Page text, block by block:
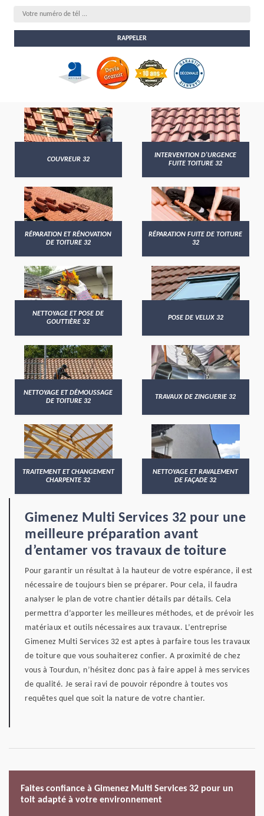
COUVREUR 32
INTERVENTION D'URGENCE
FUITE TOITURE 32
RÉPARATION ET RÉNOVATION
DE TOITURE 32
RÉPARATION FUITE DE TOITURE
32
NETTOYAGE ET POSE DE
GOUTTIÈRE 32
POSE DE VELUX 32
NETTOYAGE ET DÉMOUSSAGE
DE TOITURE 32
TRAVAUX DE ZINGUERIE 32
TRAITEMENT ET CHANGEMENT
CHARPENTE 32
NETTOYAGE ET RAVALEMENT
DE FAÇADE 32
Gimenez Multi Services 32 pour une
meilleure préparation avant
d’entamer vos travaux de toiture
Pour garantir un résultat à la hauteur de votre espérance, il est
nécessaire de toujours bien se préparer. Pour cela, il faudra
analyser le plan de votre chantier détails par détails. Cela
permettra d’apporter les meilleures méthodes, et de prévoir les
matériaux et outils nécessaires aux travaux. L’entreprise
Gimenez Multi Services 32 est aptes à parfaire tous les travaux
de toiture que vous souhaiterez confier. A proximité de chez
vous à Tourdun, n’hésitez donc pas à faire appel à mes services
de qualité. Je serai ravi de pouvoir répondre à toutes vos
requêtes quel que soit la nature de votre chantier.
Faites confiance à Gimenez Multi Services 32 pour un
toit adapté à votre environnement